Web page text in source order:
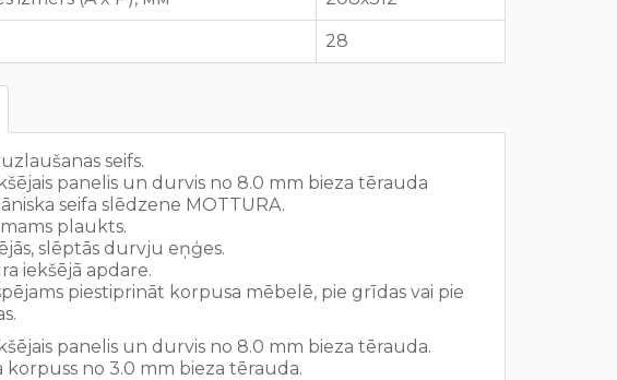
28
seifs.
panelis un durvis no 8.0 mm bieza tērauda
seifa slēdzene MOTTURA.
plaukts.
slēptās durvju eņģes.
iekšējā apdare.
piestiprināt korpusa mēbelē, pie grīdas vai pie
panelis un durvis no 8.0 mm bieza tērauda.
korpuss no 3.0 mm bieza tērauda.